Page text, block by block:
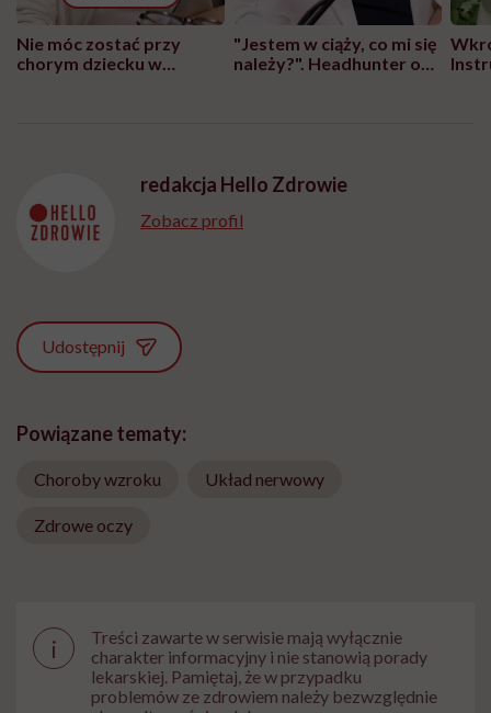
Nie móc zostać przy
chorym dziecku w
"Jestem w ciąży, co mi się
należy?". Headhunter o
redakcja Hello Zdrowie
Zobacz profil
Udostępnij
Powiązane tematy:
Choroby wzroku Układ nerwowy
Zdrowe oczy
i
Treści zawarte w serwisie mają wyłącznie
charakter informacyjny i nie stanowią porady
lekarskiej. Pamiętaj, że w przypadku
problemów ze zdrowiem należy bezwzględnie